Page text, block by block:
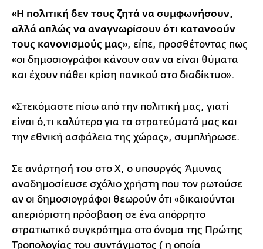
«Η πολιτική δεν τους ζητά να συμφωνήσουν,
αλλά απλώς να αναγνωρίσουν ότι κατανοούν
τους κανονισμούς μας», είπε, προσθέτοντας πως
«οι δημοσιογράφοι κάνουν σαν να είναι θύματα
και έχουν πάθει κρίση πανικού στο διαδίκτυο».
«Στεκόμαστε πίσω από την πολιτική μας, γιατί
είναι ό,τι καλύτερο για τα στρατεύματά μας και
την εθνική ασφάλεια της χώρας», συμπλήρωσε.
Σε ανάρτησή του στο Χ, ο υπουργός Άμυνας
αναδημοσίευσε σχόλιο χρήστη που τον ρωτούσε
αν οι δημοσιογράφοι θεωρούν ότι «δικαιούνται
απεριόριστη πρόσβαση σε ένα απόρρητο
στρατιωτικό συγκρότημα στο όνομα της Πρώτης
Τροπολογίας του συντάγματος ( η οποία